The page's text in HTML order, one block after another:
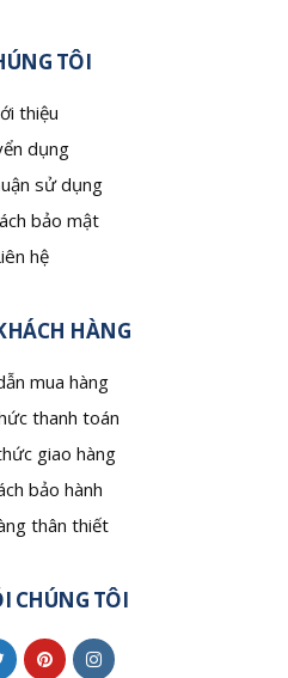
TÔI
thiệu
dụng
sử dụng
bảo mật
hệ
HÀNG
mua hàng
thanh toán
giao hàng
bảo hành
thân thiết
CHÚNG TÔI